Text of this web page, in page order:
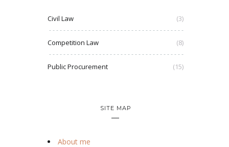
Civil Law (3)
Competition Law (8)
Public Procurement (15)
SITE MAP
About me